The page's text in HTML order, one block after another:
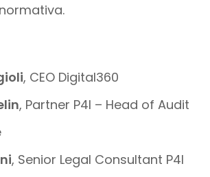
, CEO Digital360
, Partner P4I – Head of Audit
, Senior Legal Consultant P4I